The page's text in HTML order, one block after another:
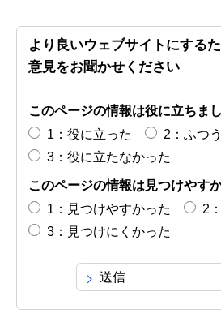
より良いウェブサイトにする
意見をお聞かせください
このページの情報は役に立ちま
1：役に立った
2：ふつう
3：役に立たなかった
このページの情報は見つけやす
1：見つけやすかった
2
3：見つけにくかった